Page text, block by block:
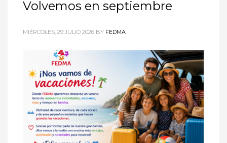
Volvemos en septiembre
MIÉRCOLES, 29 JULIO 2026 BY FEDMA